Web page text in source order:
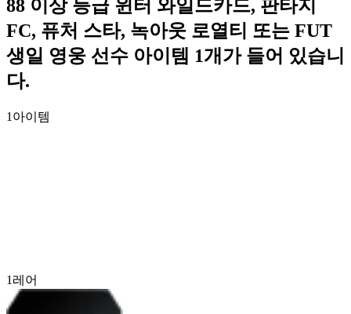
88 이상 등급 윈터 와일드카드, 판타지
FC, 퓨처 스타, 녹아웃 로열티 또는 FUT
생일 영웅 선수 아이템 1개가 들어 있습니
다.
1 아이템
1 레어